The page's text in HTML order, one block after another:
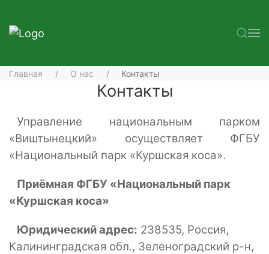
Главная О нас Контакты
Контакты
Управление национальным парком
«Виштынецкий» осуществляет ФГБУ
«Национальный парк «Куршская коса».
Приёмная ФГБУ «Национальный парк
«Куршская коса»
Юридический адрес: 238535, Россия,
Калининградская обл., Зеленоградский р-н,